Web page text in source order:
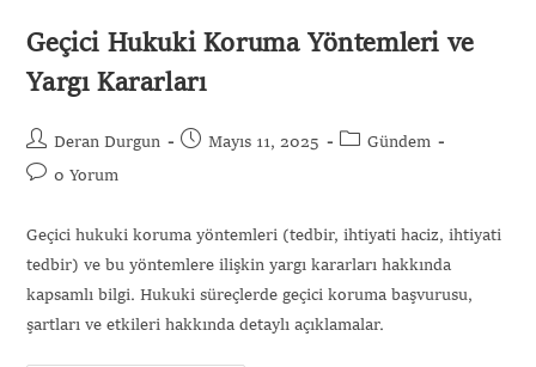
Geçici Hukuki Koruma Yöntemleri ve
Yargı Kararları
Deran Durgun Mayıs 11, 2025
Gündem
0 Yorum
Geçici hukuki koruma yöntemleri (tedbir, ihtiyati haciz, ihtiyati
tedbir) ve bu yöntemlere ilişkin yargı kararları hakkında
kapsamlı bilgi. Hukuki süreçlerde geçici koruma başvurusu,
şartları ve etkileri hakkında detaylı açıklamalar.